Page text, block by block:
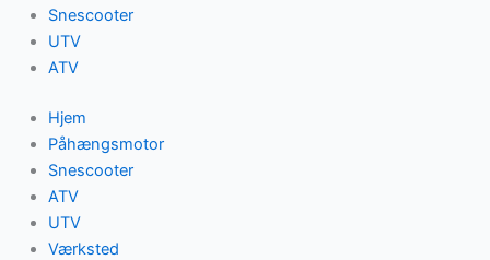
Snescooter
UTV
ATV
Hjem
Påhængsmotor
Snescooter
ATV
UTV
Værksted